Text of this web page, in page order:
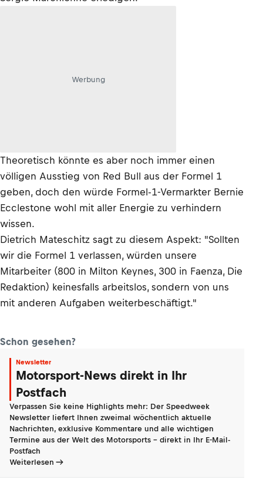
Werbung
Theoretisch könnte es aber noch immer einen
völligen Ausstieg von Red Bull aus der Formel 1
geben, doch den würde Formel-1-Vermarkter Bernie
Ecclestone wohl mit aller Energie zu verhindern
wissen.
Dietrich Mateschitz sagt zu diesem Aspekt: "Sollten
wir die Formel 1 verlassen, würden unsere
Mitarbeiter (800 in Milton Keynes, 300 in Faenza, Die
Redaktion) keinesfalls arbeitslos, sondern von uns
mit anderen Aufgaben weiterbeschäftigt."
Schon gesehen?
Newsletter
Motorsport-News direkt in Ihr
Postfach
Verpassen Sie keine Highlights mehr: Der Speedweek
Newsletter liefert Ihnen zweimal wöchentlich aktuelle
Nachrichten, exklusive Kommentare und alle wichtigen
Termine aus der Welt des Motorsports - direkt in Ihr E-Mail-
Postfach
Weiterlesen